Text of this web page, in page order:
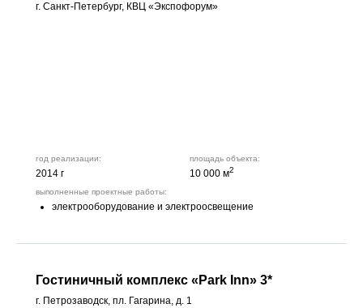
г. Санкт-Петербург, КВЦ «Экспофорум»
2014 г 10 000 м2
год реализации: площадь объекта:
электрооборудование и электроосвещение
выполненные проектные работы:
Гостиничный комплекс «Park Inn» 3*
г. Петрозаводск, пл. Гагарина, д. 1